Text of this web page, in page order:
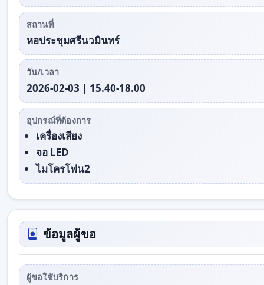
สถานที่
หอประชุมศรีนวมินทร์
วัน/เวลา
2026-02-03 | 15.40-18.00
อุปกรณ์ที่ต้องการ
เครื่องเสียง
จอ LED
ไมโครโฟน2
ข้อมูลผู้ขอ
ผู้ขอใช้บริการ